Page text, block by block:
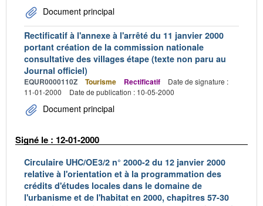
Document principal
Rectificatif à l'annexe à l'arrêté du 11 janvier 2000
portant création de la commission nationale
consultative des villages étape (texte non paru au
Journal officiel)
EQUR0000110Z Tourisme Rectificatif
Date de signature :
11-01-2000
Date de publication : 10-05-2000
Document principal
Signé le : 12-01-2000
Circulaire UHC/OE3/2 n° 2000-2 du 12 janvier 2000
relative à l'orientation et à la programmation des
crédits d'études locales dans le domaine de
l'urbanisme et de l'habitat en 2000, chapitres 57-30